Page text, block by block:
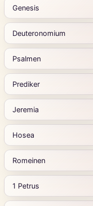
Genesis
Deuteronomium
Psalmen
Prediker
Jeremia
Hosea
Romeinen
1 Petrus